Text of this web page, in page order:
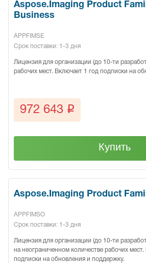
Aspose.Imaging Product
Business
APPFIMSE
Срок поставки: 1-3 дня
Лицензия для организации (до 10-ти
рабочих мест. Включает 1 год подписки на
972 643 q
Купить
Aspose.Imaging Product
APPFIMSO
Срок поставки: 1-3 дня
Лицензия для организации (до 10-ти
на неограниченном количестве рабочих
подписки на обновления и поддержку.